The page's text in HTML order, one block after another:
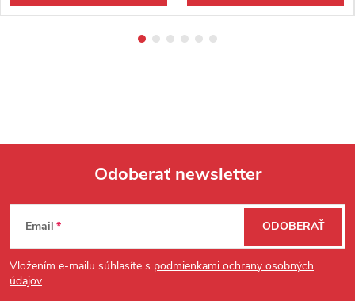
Zápätie
Odoberať newsletter
Email
Vložením e-mailu súhlasíte s podmienkami ochrany osobných
údajov
ODOBERAŤ